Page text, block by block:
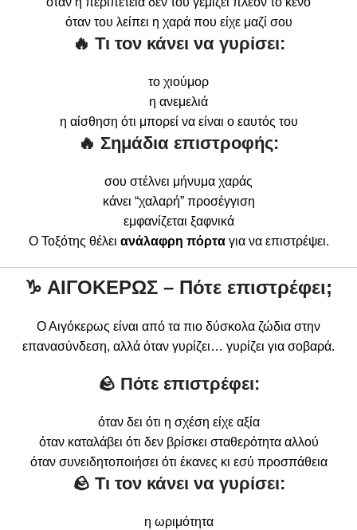
όταν του λείπει η χαρά που είχε μαζί σου
🔥 Τι τον κάνει να γυρίσει:
το χιούμορ
η ανεμελιά
η αίσθηση ότι μπορεί να είναι ο εαυτός του
🔥 Σημάδια επιστροφής:
σου στέλνει μήνυμα χαράς
κάνει “χαλαρή” προσέγγιση
εμφανίζεται ξαφνικά
Ο Τοξότης θέλει ανάλαφρη πόρταγια να επιστρέψει.
♑ ΑΙΓΟΚΕΡΩΣ – Πότε επιστρέφει;
Ο Αιγόκερως είναι από τα πιο δύσκολα ζώδια στην
επανασύνδεση, αλλά όταν γυρίζει… γυρίζει για σοβαρά.
🪨 Πότε επιστρέφει:
όταν δει ότι η σχέση είχε αξία
όταν καταλάβει ότι δεν βρίσκει σταθερότητα αλλού
όταν συνειδητοποιήσει ότι έκανες κι εσύ προσπάθεια
🪨 Τι τον κάνει να γυρίσει:
η ωριμότητα